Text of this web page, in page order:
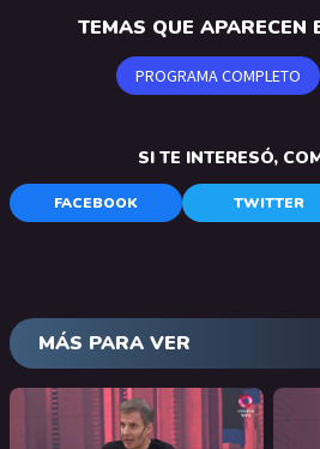
TEMAS QUE APARECEN
PROGRAMA COMPLETO
SI TE INTERESÓ,
FACEBOOK TWITTER
MÁS PARA VER